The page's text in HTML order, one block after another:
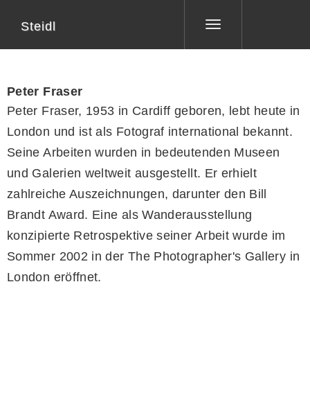
Toggle
Steidl
Peter Fraser
Peter Fraser, 1953 in Cardiff geboren, lebt heute in
London und ist als Fotograf international bekannt.
Seine Arbeiten wurden in bedeutenden Museen
und Galerien weltweit ausgestellt. Er erhielt
zahlreiche Auszeichnungen, darunter den Bill
Brandt Award. Eine als Wanderausstellung
konzipierte Retrospektive seiner Arbeit wurde im
Sommer 2002 in der The Photographer's Gallery in
London eröffnet.